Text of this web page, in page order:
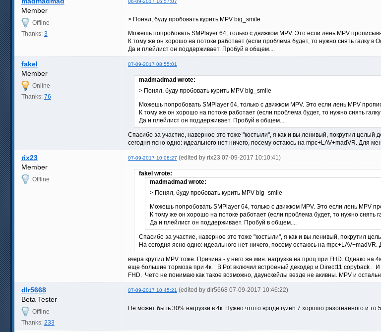
06-09-2017 16:57:07
Member
Offline
Thanks: 3
> Понял, буду пробовать курить MPV big_smile
Можешь попробовать SMPlayer 64, только с движком MPV. Это если лень MPV
К тому же он хорошо на потоке работает (если проблема будет, то нужно снять галку в
Да и плейлист он поддерживает. Пробуй в общем....
fakel 07-09-2017 08:55:01
Member
Online
Thanks: 76
madmadmad wrote:
> Понял, буду пробовать курить MPV big_smile
Можешь попробовать SMPlayer 64, только с движком MPV. Это если лень MPV
К тому же он хорошо на потоке работает (если проблема будет, то нужно снять
Да и плейлист он поддерживает. Пробуй в общем....
Спасибо за участие, наверное это тоже "костыли", я как и вы ленивый, покрутил целый
сегодня ясно одно: идеального нет ничего, посему остаюсь на mpc+LAV+madVR. Для
rix23 07-09-2017 10:08:27 (edited by rix23 07-09-2017 10:10:41)
Member
Offline
fakel wrote:
madmadmad wrote:
> Понял, буду пробовать курить MPV big_smile
Можешь попробовать SMPlayer 64, только с движком MPV. Это если лень MPV
К тому же он хорошо на потоке работает (если проблема будет, то нужно снять
Да и плейлист он поддерживает. Пробуй в общем....
Спасибо за участие, наверное это тоже "костыли", я как и вы ленивый, покрутил
На сегодня ясно одно: идеального нет ничего, посему остаюсь на
вчера крутил MPV тоже. Причина - у него же мин. нагрузка на проц при FHD. Однако
еще большие тормоза при 4к. В Pot включил встроеный декодер и Direct11 copyback .
FHD. Чето не понимаю как такое возможно, даунскейлы везде не акивны. MPV и
dlr5668 07-09-2017 10:45:21 (edited by dlr5668 07-09-2017 10:46:22)
Beta Tester
Offline
Thanks: 233
Не может быть 30% нагрузки в 4к. Нужно чтото вроде ryzen 7 хорошо разогнанного и то